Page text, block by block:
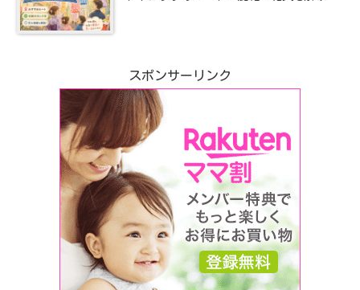
スポンサーリンク